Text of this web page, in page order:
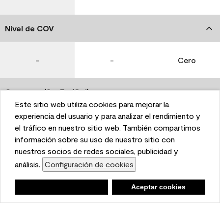
This website uses cookies to enhance user experience
and to analyze performance and traffic on our website.
We also share information about your use of our site
with our social media, advertising, and analytics
partners. Cookie Settings
Accept Cookies
Este sitio web utiliza cookies para mejorar la
experiencia del usuario y para analizar el rendimiento y
el tráfico en nuestro sitio web. También compartimos
información sobre su uso de nuestro sitio con
nuestros socios de redes sociales, publicidad y
análisis. Configuración de cookies
Aceptar cookies
Nivel de COV
- - Cero
Coverage (Sq. Ft./Gal)
350-400 400-450 400-450
Tiempo de secado
1 hora